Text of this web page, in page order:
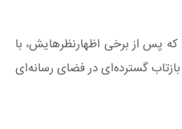
پس از برخی اظهارنظرهایش، با
گسترده‌ای در فضای رسانه‌ای